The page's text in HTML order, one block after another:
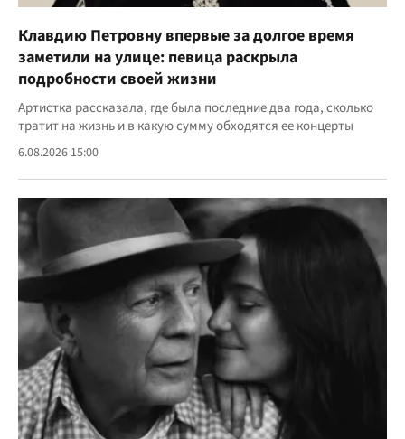
Клавдию Петровну впервые за долгое время
заметили на улице: певица раскрыла
подробности своей жизни
Артистка рассказала, где была последние два года, сколько
тратит на жизнь и в какую сумму обходятся ее концерты
6.08.2026 15:00